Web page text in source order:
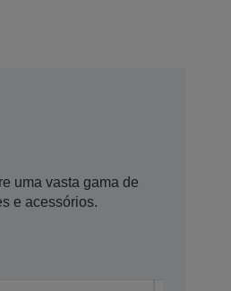
uma vasta gama de
e acessórios.